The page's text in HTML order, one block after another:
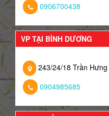
0906700438
VP TẠI BÌNH DƯƠNG
243/24/18 Trần
0904985685